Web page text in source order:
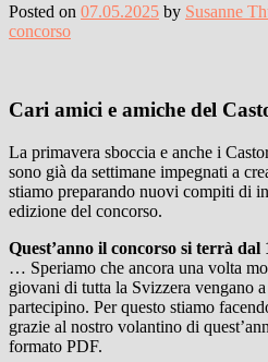
Posted on 07.05.2025 by Susanne
concorso
Cari amici e amiche del
La primavera sboccia e anche i
sono già da settimane impegnati a
stiamo preparando nuovi compiti di
edizione del concorso.
Quest’anno il concorso si terrà dal
… Speriamo che ancora una volta
giovani di tutta la Svizzera vengano
partecipino. Per questo stiamo
grazie al nostro volantino di
formato PDF.